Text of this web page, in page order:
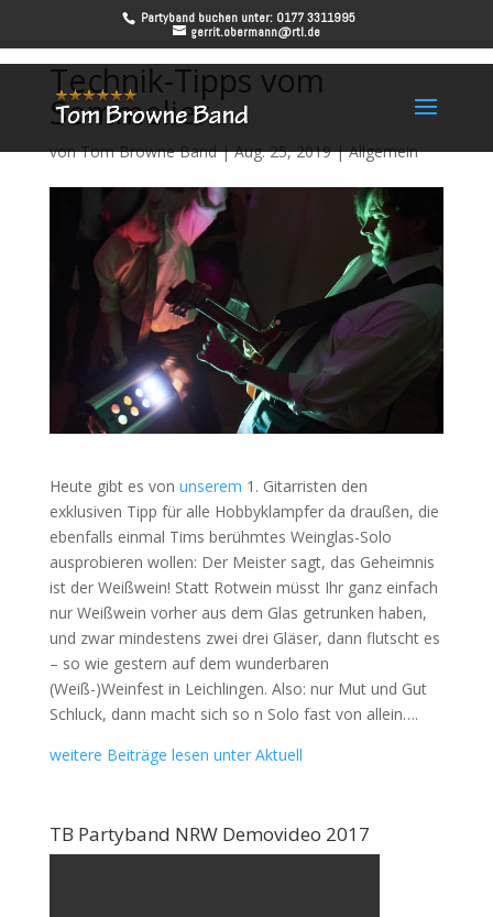
Partyband buchen unter: 0177 3311995
gerrit.obermann@rtl.de
Technik-Tipps vom
Sommelier
vonTom Browne Band|Aug. 25, 2019|Allgemein
Heute gibt es von unserem 1. Gitarristen den
exklusiven Tipp für alle Hobbyklampfer da draußen, die
ebenfalls einmal Tims berühmtes Weinglas-Solo
ausprobieren wollen: Der Meister sagt, das Geheimnis
ist der Weißwein! Statt Rotwein müsst Ihr ganz einfach
nur Weißwein vorher aus dem Glas getrunken haben,
und zwar mindestens zwei drei Gläser, dann flutscht es
– so wie gestern auf dem wunderbaren
(Weiß-)Weinfest in Leichlingen. Also: nur Mut und Gut
Schluck, dann macht sich so n Solo fast von allein….
weitere Beiträge lesen unter Aktuell
TB Partyband NRW Demovideo 2017